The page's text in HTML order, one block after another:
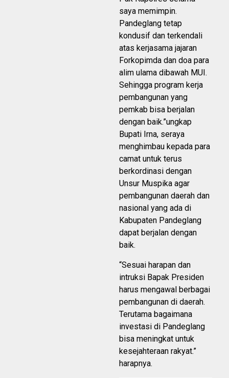
saya memimpin.
Pandeglang tetap
kondusif dan terkendali
atas kerjasama jajaran
Forkopimda dan doa para
alim ulama dibawah MUI.
Sehingga program kerja
pembangunan yang
pemkab bisa berjalan
dengan baik.”ungkap
Bupati Irna, seraya
menghimbau kepada para
camat untuk terus
berkordinasi dengan
Unsur Muspika agar
pembangunan daerah dan
nasional yang ada di
Kabupaten Pandeglang
dapat berjalan dengan
baik.
“Sesuai harapan dan
intruksi Bapak Presiden
harus mengawal berbagai
pembangunan di daerah.
Terutama bagaimana
investasi di Pandeglang
bisa meningkat untuk
kesejahteraan rakyat.”
harapnya.